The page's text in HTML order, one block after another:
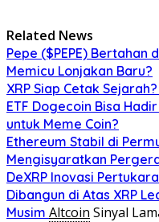
Related News
Pepe ($PEPE) Bertahan
Memicu Lonjakan Baru?
XRP Siap Cetak
ETF Dogecoin Bisa
untuk Meme Coin?
Ethereum Stabil di
Mengisyaratkan
DeXRP Inovasi
Dibangun di Atas XRP
Musim Altcoin Sinyal